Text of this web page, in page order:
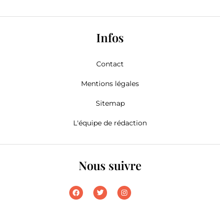
Infos
Contact
Mentions légales
Sitemap
L'équipe de rédaction
Nous suivre